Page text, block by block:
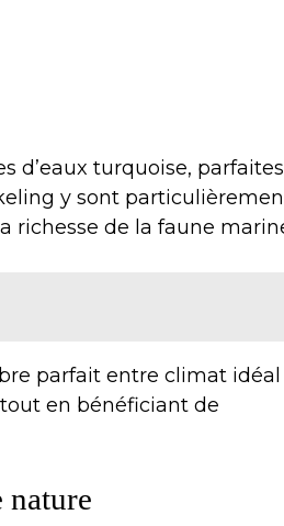
d’eaux turquoise, parfaites
y sont
richesse de la faune
parfait entre climat idéal
en bénéficiant de
nature